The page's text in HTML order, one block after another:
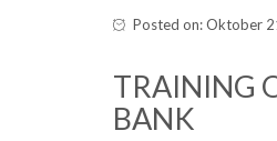
Posted on: Oktober
TRAINING
BANK